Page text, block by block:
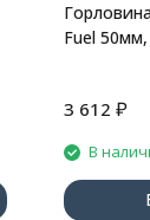
Fuel 50мм,
3 612 ₽
В